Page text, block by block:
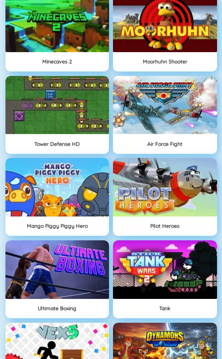
Minecaves 2 Moorhuhn Shooter
Tower Defense HD Air Force Fight
Mango Piggy Piggy Hero Pilot Heroes
Ultimate Boxing Tank